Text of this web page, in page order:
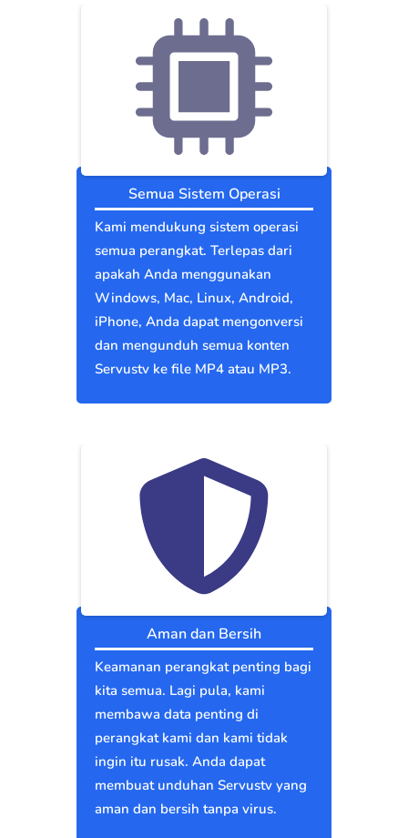
Semua Sistem Operasi
Kami mendukung sistem operasi
semua perangkat. Terlepas dari
apakah Anda menggunakan
Windows, Mac, Linux, Android,
iPhone, Anda dapat mengonversi
dan mengunduh semua konten
Servustv ke file MP4 atau MP3.
Aman dan Bersih
Keamanan perangkat penting bagi
kita semua. Lagi pula, kami
membawa data penting di
perangkat kami dan kami tidak
ingin itu rusak. Anda dapat
membuat unduhan Servustv yang
aman dan bersih tanpa virus.